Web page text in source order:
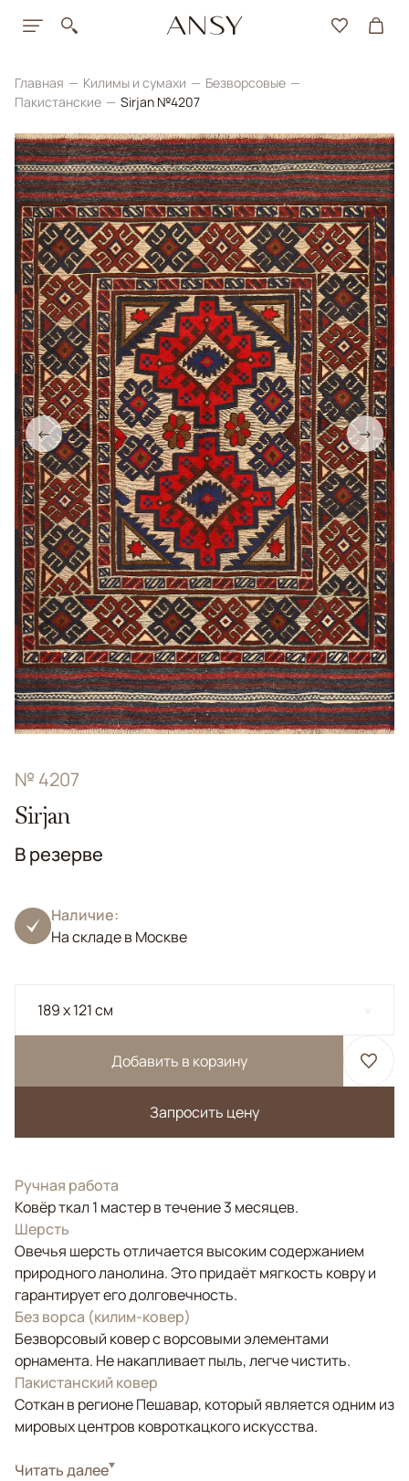
Главная Килимы и сумахи
Безворсовые
Пакистанские
Sirjan №4207
← →
№ 4207
Sirjan
В резерве
Наличие:
На складе в Москве
189 x 121 см
Добавить в корзину
Запросить цену
Ручная работа
Ковёр ткал 1 мастер в течение 3 месяцев.
Шерсть
Овечья шерсть отличается высоким содержанием
природного ланолина. Это придаёт мягкость ковру и
гарантирует его долговечность.
Без ворса (килим-ковер)
Безворсовый ковер с ворсовыми элементами
орнамента. Не накапливает пыль, легче чистить.
Пакистанский ковер
Соткан в регионе Пешавар, который является одним из
мировых центров ковроткацкого искусства.
СтильКилимы и сумахи
Читать далее